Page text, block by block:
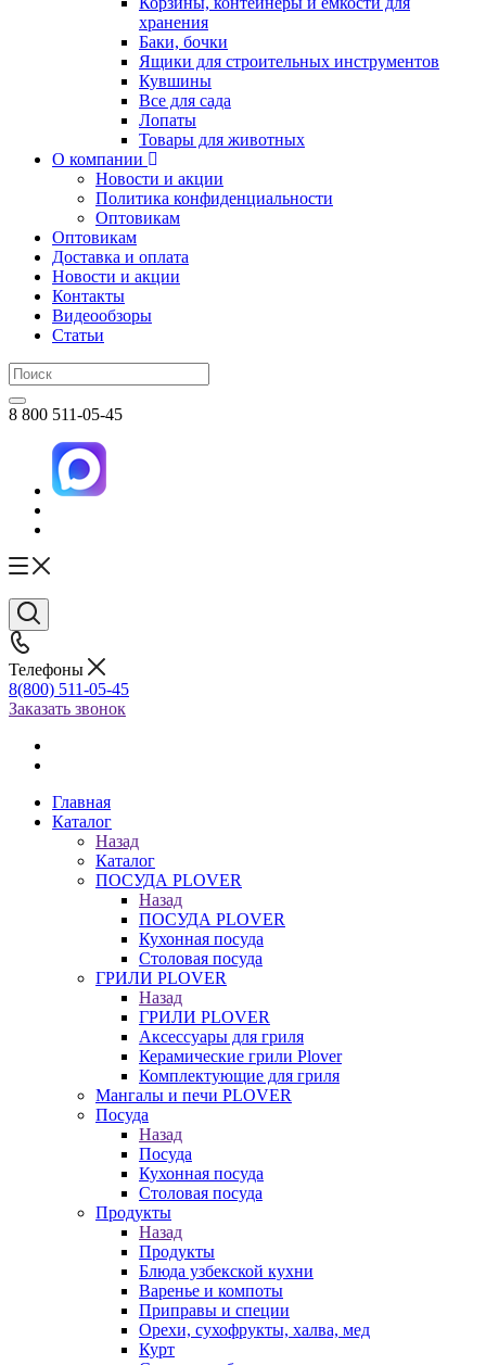
хранения
Баки, бочки
Ящики для строительных инструментов
Кувшины
Все для сада
Лопаты
Товары для животных
О компании
Новости и акции
Политика конфиденциальности
Оптовикам
Оптовикам
Доставка и оплата
Новости и акции
Контакты
Видеообзоры
Статьи
8 800 511-05-45
Телефоны
8(800) 511-05-45
Заказать звонок
Главная
Каталог
Назад
Каталог
ПОСУДА PLOVER
Назад
ПОСУДА PLOVER
Кухонная посуда
Столовая посуда
ГРИЛИ PLOVER
Назад
ГРИЛИ PLOVER
Аксессуары для гриля
Керамические грили Plover
Комплектующие для гриля
Мангалы и печи PLOVER
Посуда
Назад
Посуда
Кухонная посуда
Столовая посуда
Продукты
Назад
Продукты
Блюда узбекской кухни
Варенье и компоты
Приправы и специи
Орехи, сухофрукты, халва, мед
Курт